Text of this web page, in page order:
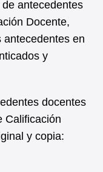
antecedentes
Docente,
en
y
docentes
Calificación
y copia: